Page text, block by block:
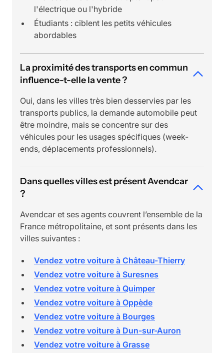
l'électrique ou l'hybride
Étudiants : ciblent les petits véhicules
abordables
La proximité des transports en commun
influence-t-elle la vente ?
Oui, dans les villes très bien desservies par les
transports publics, la demande automobile peut
être moindre, mais se concentre sur des
véhicules pour les usages spécifiques (week-
ends, déplacements professionnels).
Dans quelles villes est présent Avendcar
?
Avendcar et ses agents couvrent l’ensemble de la
France métropolitaine, et sont présents dans les
villes suivantes :
Vendez votre voiture à Château-Thierry
Vendez votre voiture à Suresnes
Vendez votre voiture à Quimper
Vendez votre voiture à Oppède
Vendez votre voiture à Bourges
Vendez votre voiture à Dun-sur-Auron
Vendez votre voiture à Grasse